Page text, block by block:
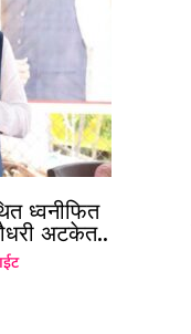
ध्वनीफित
अटकेत..